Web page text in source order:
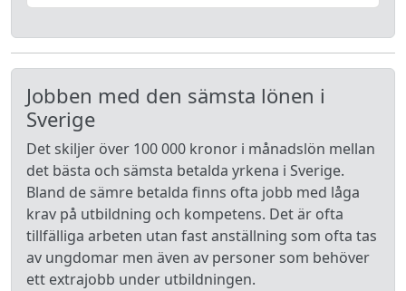
Jobben med den sämsta lönen i
Sverige
Det skiljer över 100 000 kronor i månadslön mellan
det bästa och sämsta betalda yrkena i Sverige.
Bland de sämre betalda finns ofta jobb med låga
krav på utbildning och kompetens. Det är ofta
tillfälliga arbeten utan fast anställning som ofta tas
av ungdomar men även av personer som behöver
ett extrajobb under utbildningen.